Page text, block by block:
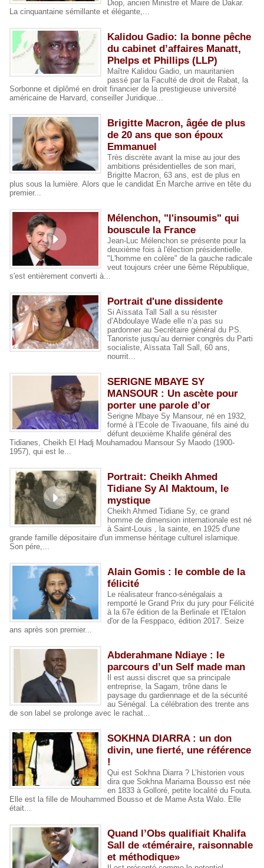
Diop, ancien Ministre et Maire de Dakar.
La cinquantaine sémillante et élégante,...
Kalidou Gadio: la bonne pêche
du cabinet d’affaires Manatt,
Phelps et Phillips (LLP)
Maître Kalidou Gadio, un mauritanien
passé par la Faculté de droit de Rabat, la
Sorbonne et diplômé en droit financier de la prestigieuse université
américaine de Harvard, conseiller Juridique...
Brigitte Macron, âgée de plus
de 20 ans que son époux
Emmanuel
Très discrète avant la mise au jour des
ambitions présidentielles de son mari,
Brigitte Macron, 63 ans, est de plus en
plus sous la lumière. Alors que le candidat En Marche arrive en tête du
premier...
Mélenchon, "l'insoumis" qui
bouscule la France
​Jean-Luc Mélenchon se présente pour la
deuxième fois à l'élection présidentielle.
"L'homme en colère" de la gauche radicale
veut toujours créer une 6ème République,
s'est entièrement converti à...
Portrait d'une dissidente
Si Aïssata Tall Sall a su résister
d’Abdoulaye Wade elle n’a pas su
pardonner au Secrétaire général du PS.
Tanoriste jusqu’au dernier congrès du Parti
socialiste, Aïssata Tall Sall, 60 ans,
nourrit...
SERIGNE MBAYE SY
MANSOUR : Un ascète pour
porter une parole d’or
Serigne Mbaye Sy Mansour, né en 1932,
formé à l’Ecole de Tivaouane, fils ainé du
défunt deuxième Khalife général des
Tidianes, Cheikh El Hadj Mouhamadou Mansour Sy Maodo (1900-
1957), qui est le...
Portrait: Cheikh Ahmed
Tidiane Sy Al Maktoum, le
mystique
Cheikh Ahmed Tidiane Sy, ce grand
homme de dimension internationale est né
à Saint-Louis , la sainte, en 1925 d'une
grande famille dépositaire d'un immense héritage culturel islamique.
Son pére,...
Alain Gomis : le comble de la
félicité
Le réalisateur franco-sénégalais a
remporté le Grand Prix du jury pour Félicité
à la 67e édition de la Berlinale et l'Etalon
d'or de la Fesppaco, édition 2017. Seize
ans après son premier...
Abderahmane Ndiaye : le
parcours d’un Self made man
Il est aussi discret que sa principale
entreprise, la Sagam, trône dans le
paysage du gardiennage et de la sécurité
au Sénégal. La célébration des trente ans
de son label se prolonge avec le rachat...
SOKHNA DIARRA : un don
divin, une fierté, une référence
!
Qui est Sokhna Diarra ? L’historien vous
dira que Sokhna Mariama Bousso est née
en 1833 à Golloré, petite localité du Fouta.
Elle est la fille de Mouhammed Bousso et de Mame Asta Walo. Elle
était...
Quand l’Obs qualifiait Khalifa
Sall de «téméraire, raisonnable
et méthodique»